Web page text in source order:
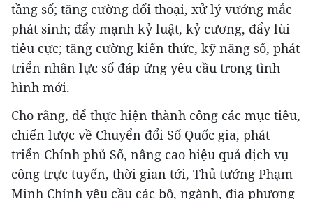
tầng số; tăng cường đối thoại, xử lý vướng mắc
phát sinh; đẩy mạnh kỷ luật, kỷ cương, đẩy lùi
tiêu cực; tăng cường kiến thức, kỹ năng số, phát
triển nhân lực số đáp ứng yêu cầu trong tình
hình mới.
Cho rằng, để thực hiện thành công các mục tiêu,
chiến lược về Chuyển đổi Số Quốc gia, phát
triển Chính phủ Số, nâng cao hiệu quả dịch vụ
công trực tuyến, thời gian tới, Thủ tướng Phạm
Minh Chính yêu cầu các bộ, ngành, địa phương